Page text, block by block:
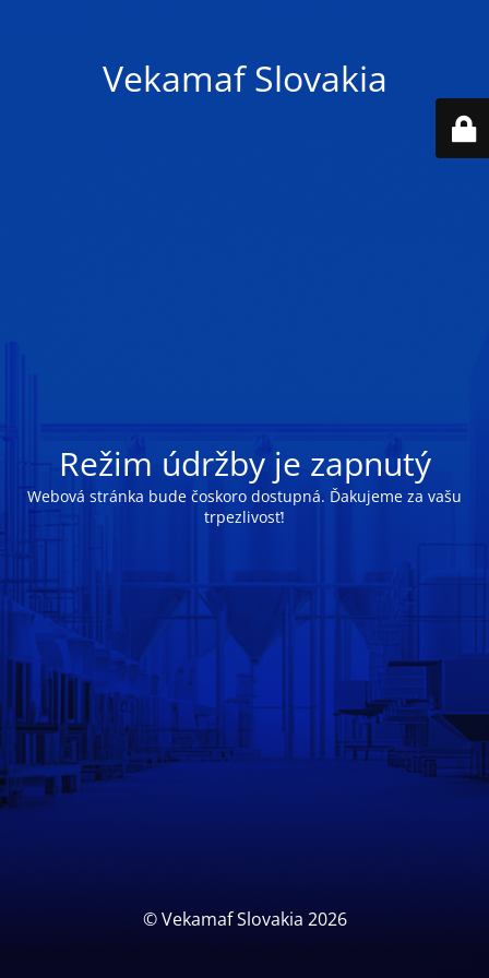
Vekamaf Slovakia
Režim údržby je zapnutý
Webová stránka bude čoskoro dostupná. Ďakujeme za vašu
trpezlivosť!
© Vekamaf Slovakia 2026